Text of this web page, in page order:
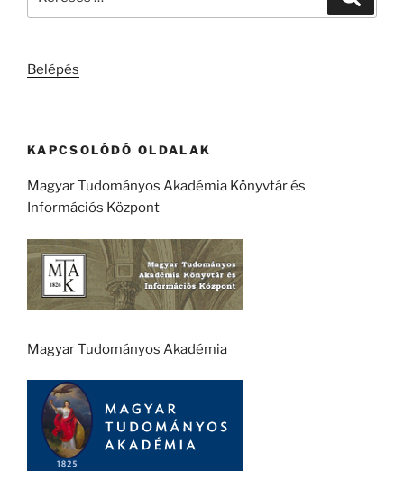
Belépés
KAPCSOLÓDÓ OLDALAK
Magyar Tudományos Akadémia Könyvtár és
Információs Központ
Magyar Tudományos Akadémia